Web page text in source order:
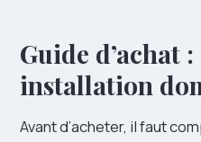
Guide d’achat
installation
Avant d’acheter, il faut